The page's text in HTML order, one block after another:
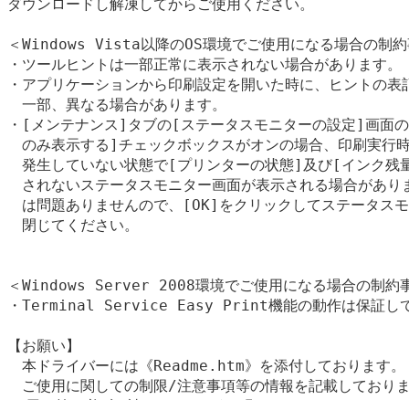
ダウンロードし解凍してからご使用ください。
＜Windows Vista以降のOS環境でご使用になる場合の制
・ツールヒントは一部正常に表示されない場合があります。
・アプリケーションから印刷設定を開いた時に、ヒントの表
一部、異なる場合があります。
・[メンテナンス]タブの[ステータスモニターの設定]画面
のみ表示する]チェックボックスがオンの場合、印刷実行
発生していない状態で[プリンターの状態]及び[インク残
されないステータスモニター画面が表示される場合があり
は問題ありませんので、[OK]をクリックしてステータス
閉じてください。
＜Windows Server 2008環境でご使用になる場合の制約
・Terminal Service Easy Print機能の動作は保証して
【お願い】
本ドライバーには《Readme.htm》を添付しております。
ご使用に関しての制限/注意事項等の情報を記載しており